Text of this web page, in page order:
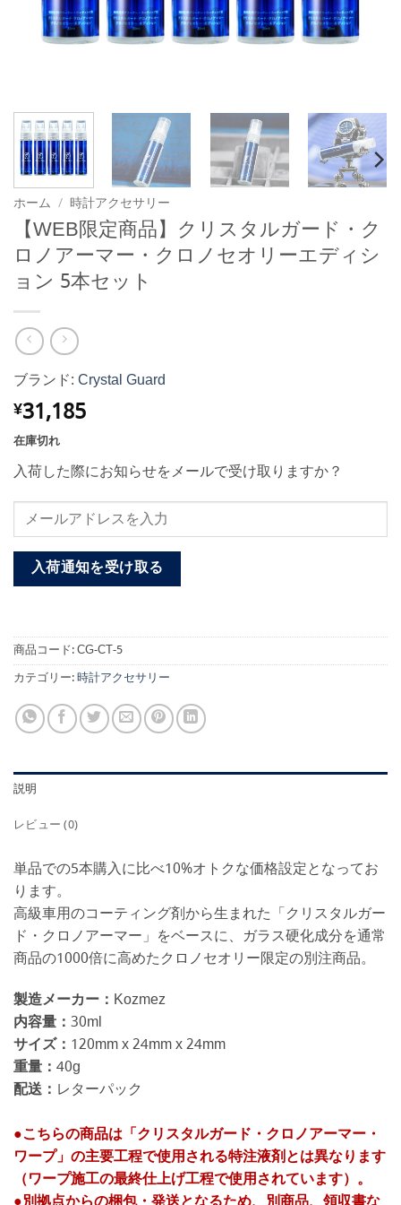
ホーム / 時計アクセサリー
【WEB限定商品】クリスタルガード・ク
ロノアーマー・クロノセオリーエディシ
ョン 5本セット
ブランド:Crystal Guard
¥31,185
在庫切れ
入荷した際にお知らせをメールで受け取りますか？
入荷通知を受け取る
商品コード:CG-CT-5
カテゴリー:時計アクセサリー
説明
レビュー (0)
単品での5本購入に比べ10%オトクな価格設定となってお
ります。
高級車用のコーティング剤から生まれた「クリスタルガー
ド・クロノアーマー」をベースに、ガラス硬化成分を通常
商品の1000倍に高めたクロノセオリー限定の別注商品。
製造メーカー： Kozmez
内容量： 30ml
サイズ： 120mm x 24mm x 24mm
重量： 40g
配送： レターパック
●こちらの商品は「クリスタルガード・クロノアーマー・
ワープ」の主要工程で使用される特注液剤とは異なります
（ワープ施工の最終仕上げ工程で使用されています）。